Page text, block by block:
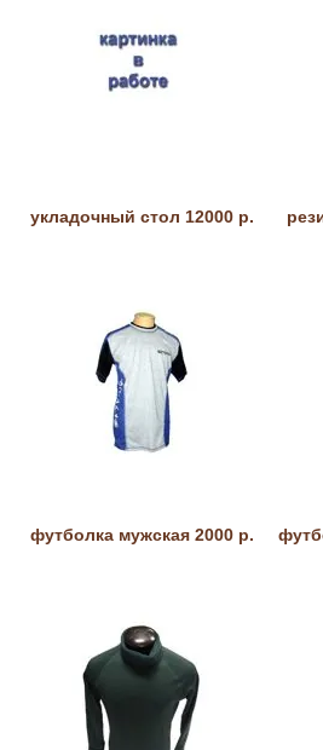
укладочный стол 12000 р.
футболка мужская 2000 р.